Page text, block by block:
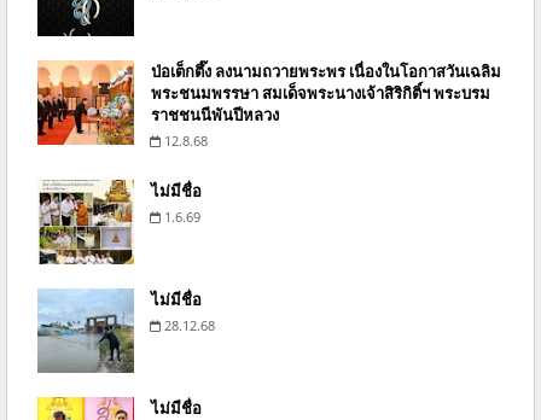
ป่อเต็กตึ๊ง ลงนามถวายพระพร เนื่องในโอกาสวันเฉลิม
พระชนมพรรษา สมเด็จพระนางเจ้าสิริกิติ์ฯ พระบรม
ราชชนนีพันปีหลวง
12.8.68
ไม่มีชื่อ
1.6.69
ไม่มีชื่อ
28.12.68
ไม่มีชื่อ